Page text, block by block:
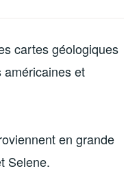
cartes géologiques
américaines et
en grande
Selene.